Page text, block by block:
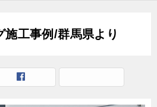
施工事例/群馬県より